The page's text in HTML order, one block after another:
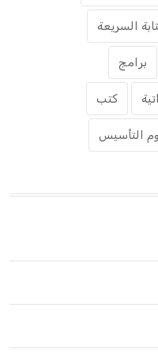
السريعة
برامج
كتب
التأسيس